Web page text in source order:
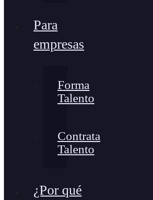
Para
empresas
Forma
Talento
Contrata
Talento
¿Por qué